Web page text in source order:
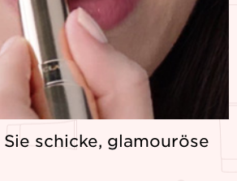
schicke, glamouröse